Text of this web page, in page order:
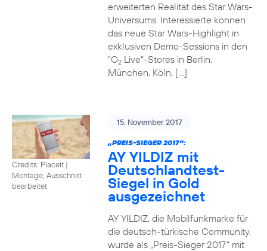
erweiterten Realität des Star Wars-
Universums. Interessierte können
das neue Star Wars-Highlight in
exklusiven Demo-Sessions in den
“O2Live“-Stores in Berlin,
München, Köln, […]
Credits: Placeit |
Montage, Ausschnitt
bearbeitet
15. November 2017
„PREIS-SIEGER 2017“:
AY YILDIZ mit
Deutschlandtest-
Siegel in Gold
ausgezeichnet
AY YILDIZ, die Mobilfunkmarke für
die deutsch-türkische Community,
wurde als „Preis-Sieger 2017“ mit